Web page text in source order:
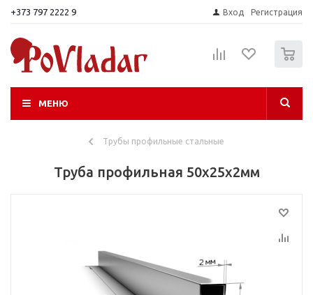
+373 797 2222 9 Вход Регистрация
МЕНЮ
Трубы профильные стальные
Труба профильная 50х25х2мм